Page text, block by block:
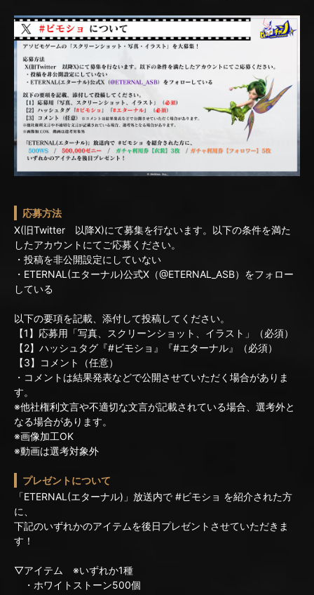
応募方法
X(旧Twitter 以降X)にて募集を行ないます。以下の条件を満た
したアカウントにてご応募ください。
・投稿を非公開設定にしていない
・ETERNAL(エターナル)公式X（@ETERNAL_ASB）をフォロー
している
以下の要項を記載、添付して投稿してください。
【1】応募用「写真、スクリーンショット、イラスト」（必須）
【2】ハッシュタグ『#ビモショ』『#エターナル』（必須）
【3】コメント（任意）
・コメントは結果発表などで公開させていただく場合がありま
す。
※他社権利文言や不適切な文言が記載されている場合、選考外と
なる場合があります。
※画像加工OK
※動画は選考対象外
プレゼントについて
「ETERNAL(エターナル)」放送内で #ビモショ を紹介された方
に、
下記のいずれかのアイテムを後日プレゼントさせていただきま
す！
▽アイテム ※いずれか1種
・ホワイトストーン500個